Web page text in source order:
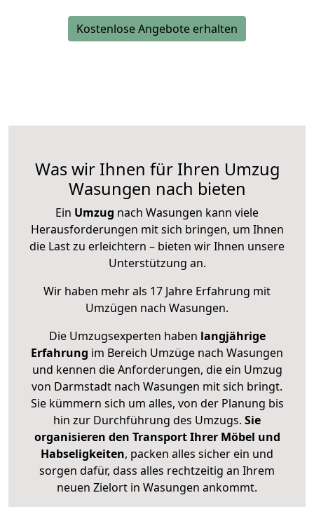
Kostenlose Angebote erhalten
Was wir Ihnen für Ihren Umzug
Wasungen nach bieten
Ein Umzug nach Wasungen kann viele
Herausforderungen mit sich bringen, um Ihnen
die Last zu erleichtern – bieten wir Ihnen unsere
Unterstützung an.
Wir haben mehr als 17 Jahre Erfahrung mit
Umzügen nach Wasungen.
Die Umzugsexperten haben langjährige
Erfahrung im Bereich Umzüge nach Wasungen
und kennen die Anforderungen, die ein Umzug
von Darmstadt nach Wasungen mit sich bringt.
Sie kümmern sich um alles, von der Planung bis
hin zur Durchführung des Umzugs. Sie
organisieren den Transport Ihrer Möbel und
Habseligkeiten, packen alles sicher ein und
sorgen dafür, dass alles rechtzeitig an Ihrem
neuen Zielort in Wasungen ankommt.